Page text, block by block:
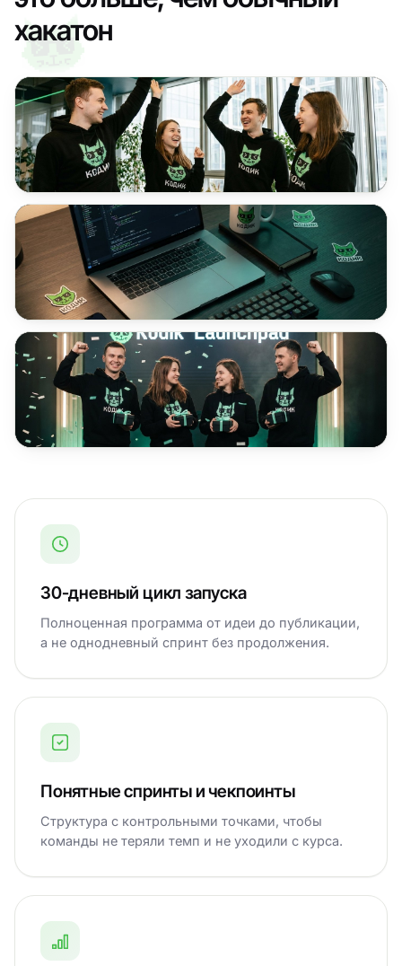
хакатон
30-дневный цикл запуска
Полноценная программа от идеи до публикации,
а не однодневный спринт без продолжения.
Понятные спринты и чекпоинты
Структура с контрольными точками, чтобы
команды не теряли темп и не уходили с курса.